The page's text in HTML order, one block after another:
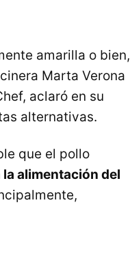
amarilla o bien,
Marta Verona
aclaró en su
alternativas.
que el pollo
alimentación del